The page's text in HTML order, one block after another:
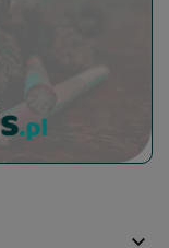
keyboard_arrow_down